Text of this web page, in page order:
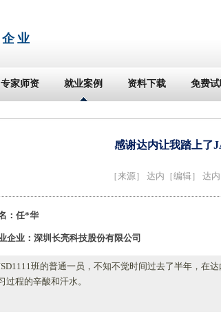
业
专家师资 就业案例 资料下载 免费
感谢达内让我踏上了
［来源］ 达内 ［编辑］ 达
：任*华
企业：深圳长亮科技股份有限公司
班的普通一员，不知不觉时间过去了半年，在
过程的辛酸和汗水。